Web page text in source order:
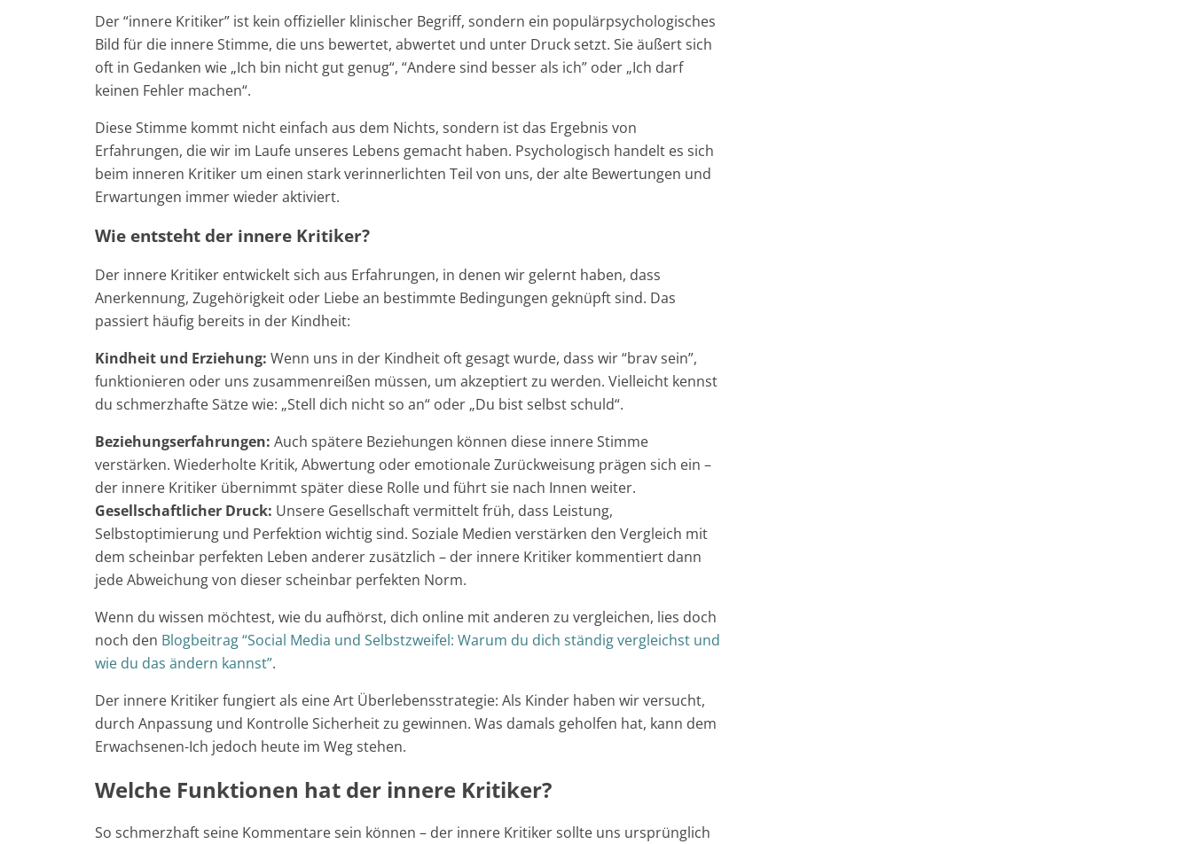
Der “innere Kritiker” ist kein offizieller klinischer Begriff, sondern ein populärpsychologisches
Bild für die innere Stimme, die uns bewertet, abwertet und unter Druck setzt. Sie äußert sich
oft in Gedanken wie „Ich bin nicht gut genug“, “Andere sind besser als ich” oder „Ich darf
keinen Fehler machen“.
Diese Stimme kommt nicht einfach aus dem Nichts, sondern ist das Ergebnis von
Erfahrungen, die wir im Laufe unseres Lebens gemacht haben. Psychologisch handelt es sich
beim inneren Kritiker um einen stark verinnerlichten Teil von uns, der alte Bewertungen und
Erwartungen immer wieder aktiviert.
Wie entsteht der innere Kritiker?
Der innere Kritiker entwickelt sich aus Erfahrungen, in denen wir gelernt haben, dass
Anerkennung, Zugehörigkeit oder Liebe an bestimmte Bedingungen geknüpft sind. Das
passiert häufig bereits in der Kindheit:
Kindheit und Erziehung: Wenn uns in der Kindheit oft gesagt wurde, dass wir “brav sein”,
funktionieren oder uns zusammenreißen müssen, um akzeptiert zu werden. Vielleicht kennst
du schmerzhafte Sätze wie: „Stell dich nicht so an“ oder „Du bist selbst schuld“.
Beziehungserfahrungen: Auch spätere Beziehungen können diese innere Stimme
verstärken. Wiederholte Kritik, Abwertung oder emotionale Zurückweisung prägen sich ein –
der innere Kritiker übernimmt später diese Rolle und führt sie nach Innen weiter.
Gesellschaftlicher Druck: Unsere Gesellschaft vermittelt früh, dass Leistung,
Selbstoptimierung und Perfektion wichtig sind. Soziale Medien verstärken den Vergleich mit
dem scheinbar perfekten Leben anderer zusätzlich – der innere Kritiker kommentiert dann
jede Abweichung von dieser scheinbar perfekten Norm.
Wenn du wissen möchtest, wie du aufhörst, dich online mit anderen zu vergleichen, lies doch
noch den Blogbeitrag “Social Media und Selbstzweifel: Warum du dich ständig vergleichst und
wie du das ändern kannst”.
Der innere Kritiker fungiert als eine Art Überlebensstrategie: Als Kinder haben wir versucht,
durch Anpassung und Kontrolle Sicherheit zu gewinnen. Was damals geholfen hat, kann dem
Erwachsenen-Ich jedoch heute im Weg stehen.
Welche Funktionen hat der innere Kritiker?
So schmerzhaft seine Kommentare sein können – der innere Kritiker sollte uns ursprünglich